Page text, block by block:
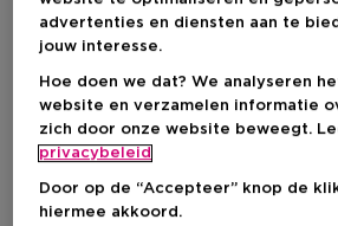
125 ML
Kortingsprijs
€ 132,00
Productprijs
€ 176,00
Kortingsprijs
€ 67,50
Productprijs
€ 90,00
advertenties en diensten aan te
jouw interesse.
Hoe doen we dat? We analyseren
website en verzamelen informatie
zich door onze website beweegt.
privacybeleid
Door op de “Accepteer” knop de
hiermee akkoord.